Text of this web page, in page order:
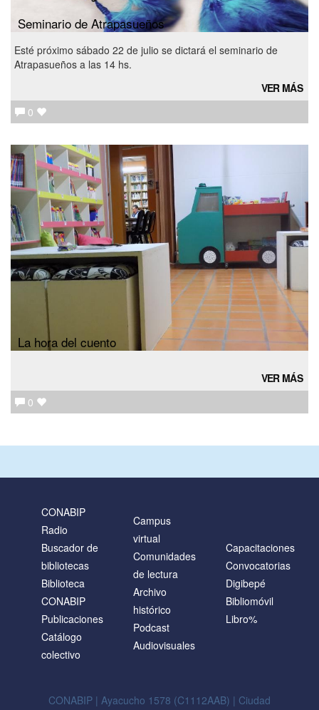
Seminario de Atrapasueños
Esté próximo sábado 22 de julio se dictará el seminario de
Atrapasueños a las 14 hs.
VER MÁS
0
La hora del cuento
VER MÁS
0
CONABIP
Radio
Buscador de
bibliotecas
Biblioteca
CONABIP
Publicaciones
Catálogo
colectivo
Campus
virtual
Comunidades
de lectura
Archivo
histórico
Podcast
Audiovisuales
Capacitaciones
Convocatorias
Digibepé
Bibliomóvil
Libro%
CONABIP | Ayacucho 1578 (C1112AAB) | Ciudad